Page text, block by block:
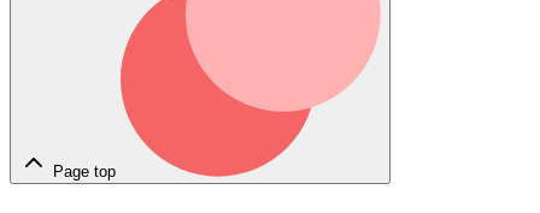
Page top